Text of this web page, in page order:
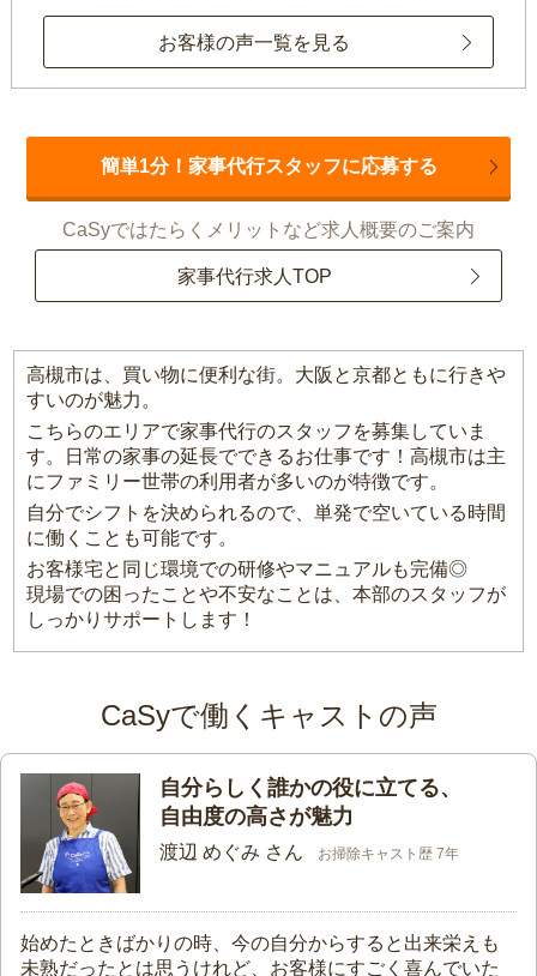
お客様の声一覧を見る
簡単1分！家事代行スタッフに応募する
CaSyではたらくメリットなど求人概要のご案内
家事代行求人TOP
高槻市は、買い物に便利な街。大阪と京都ともに行きや
すいのが魅力。
こちらのエリアで家事代行のスタッフを募集していま
す。日常の家事の延長でできるお仕事です！高槻市は主
にファミリー世帯の利用者が多いのが特徴です。
自分でシフトを決められるので、単発で空いている時間
に働くことも可能です。
お客様宅と同じ環境での研修やマニュアルも完備◎
現場での困ったことや不安なことは、本部のスタッフが
しっかりサポートします！
CaSyで働くキャストの声
自分らしく誰かの役に立てる、
自由度の高さが魅力
渡辺 めぐみ さん お掃除キャスト歴 7年
始めたときばかりの時、今の自分からすると出来栄えも
未熟だったとは思うけれど、お客様にすごく喜んでいた